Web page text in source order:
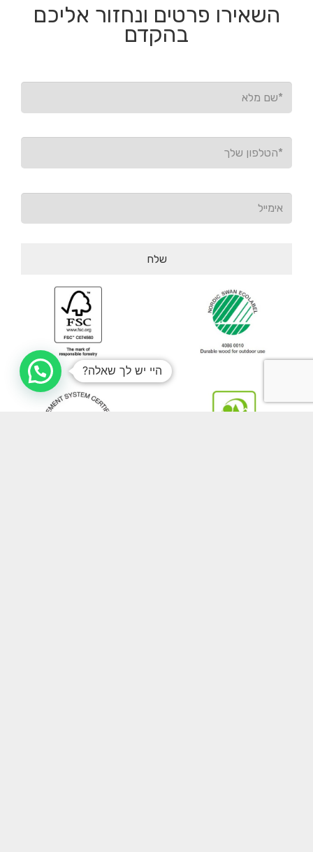
השאירו פרטים ונחזור אליכם
בהקדם
היי יש לך שאלה?